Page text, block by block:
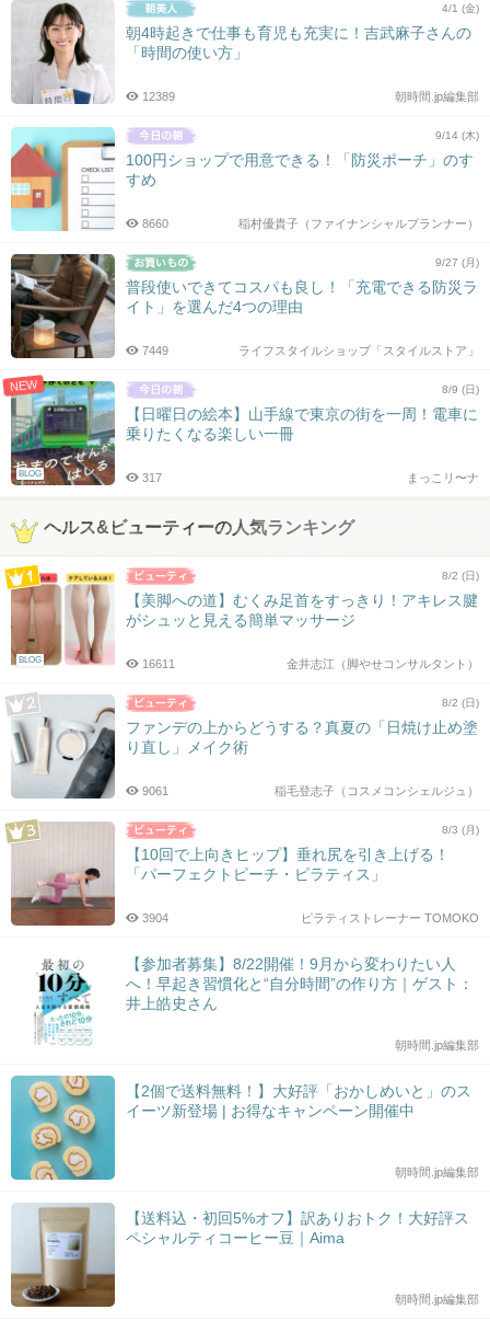
4/1 (金)
朝4時起きで仕事も育児も充実に！吉武麻子さんの
「時間の使い方」
朝時間.jp編集部
12389
9/14 (木)
100円ショップで用意できる！「防災ポーチ」のす
すめ
稲村優貴子（ファイナンシャルプランナー）
8660
9/27 (月)
普段使いできてコスパも良し！「充電できる防災ラ
イト」を選んだ4つの理由
ライフスタイルショップ「スタイルストア」
7449
NEW
BLOG
8/9 (日)
【日曜日の絵本】山手線で東京の街を一周！電車に
乗りたくなる楽しい一冊
まっこリ〜ナ
317
ヘルス&ビューティーの人気ランキング
BLOG
8/2 (日)
【美脚への道】むくみ足首をすっきり！アキレス腱
がシュッと見える簡単マッサージ
金井志江（脚やせコンサルタント）
16611
8/2 (日)
ファンデの上からどうする？真夏の「日焼け止め塗
り直し」メイク術
稲毛登志子（コスメコンシェルジュ）
9061
8/3 (月)
【10回で上向きヒップ】垂れ尻を引き上げる！
「パーフェクトピーチ・ピラティス」
ピラティストレーナー TOMOKO
3904
【参加者募集】8/22開催！9月から変わりたい人
へ！早起き習慣化と“自分時間”の作り方｜ゲスト：
井上皓史さん
朝時間.jp編集部
【2個で送料無料！】大好評「おかしめいと」のス
イーツ新登場 | お得なキャンペーン開催中
朝時間.jp編集部
【送料込・初回5%オフ】訳ありおトク！大好評ス
ペシャルティコーヒー豆｜Aima
朝時間.jp編集部